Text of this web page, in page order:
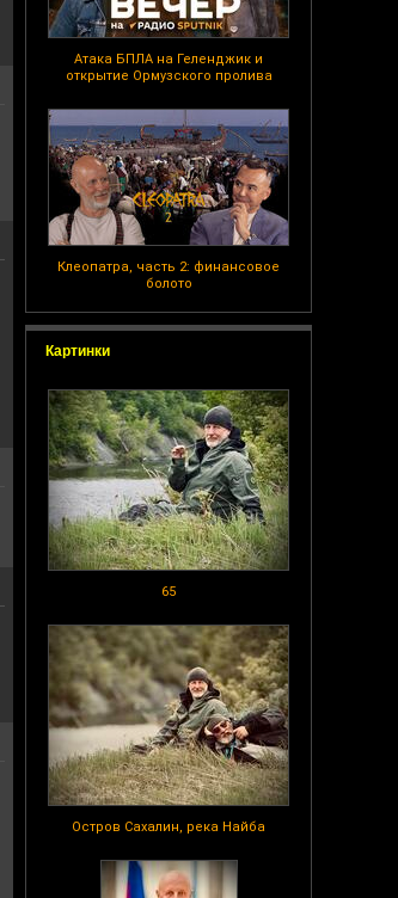
Атака БПЛА на Геленджик и
открытие Ормузского пролива
Клеопатра, часть 2: финансовое
болото
Картинки
65
Остров Сахалин, река Найба